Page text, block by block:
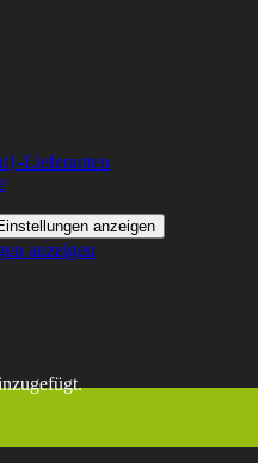
Lieferanten
anzeigen
anzeigen